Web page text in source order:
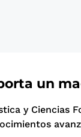
un
y Ciencias